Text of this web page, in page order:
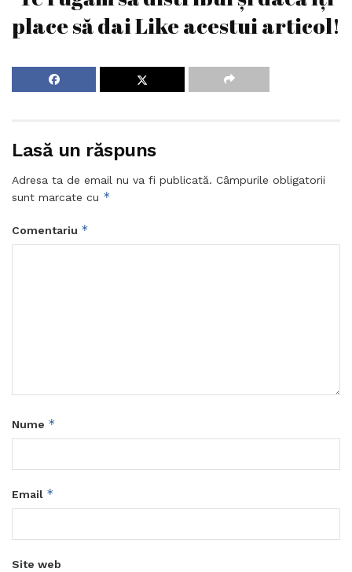
place să dai Like acestui articol!
Lasă un răspuns
Adresa ta de email nu va fi publicată. Câmpurile obligatorii
sunt marcate cu *
Comentariu *
Nume *
Email *
Site web